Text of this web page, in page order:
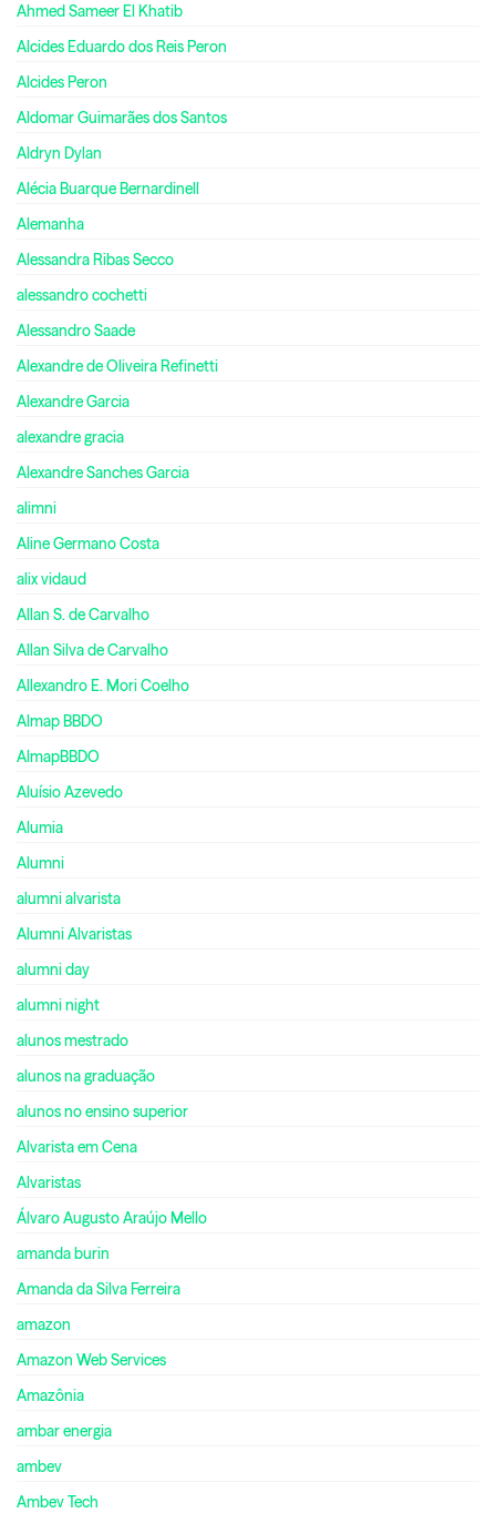
Ahmed Sameer El Khatib
Alcides Eduardo dos Reis Peron
Alcides Peron
Aldomar Guimarães dos Santos
Aldryn Dylan
Alécia Buarque Bernardinell
Alemanha
Alessandra Ribas Secco
alessandro cochetti
Alessandro Saade
Alexandre de Oliveira Refinetti
Alexandre Garcia
alexandre gracia
Alexandre Sanches Garcia
alimni
Aline Germano Costa
alix vidaud
Allan S. de Carvalho
Allan Silva de Carvalho
Allexandro E. Mori Coelho
Almap BBDO
AlmapBBDO
Aluísio Azevedo
Alumia
Alumni
alumni alvarista
Alumni Alvaristas
alumni day
alumni night
alunos mestrado
alunos na graduação
alunos no ensino superior
Alvarista em Cena
Alvaristas
Álvaro Augusto Araújo Mello
amanda burin
Amanda da Silva Ferreira
amazon
Amazon Web Services
Amazônia
ambar energia
ambev
Ambev Tech